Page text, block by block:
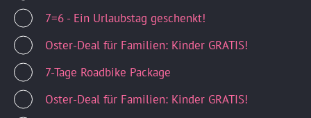
7=6 - Ein Urlaubstag geschenkt!
Oster-Deal für Familien: Kinder GRATIS!
7-Tage Roadbike Package
Oster-Deal für Familien: Kinder GRATIS!